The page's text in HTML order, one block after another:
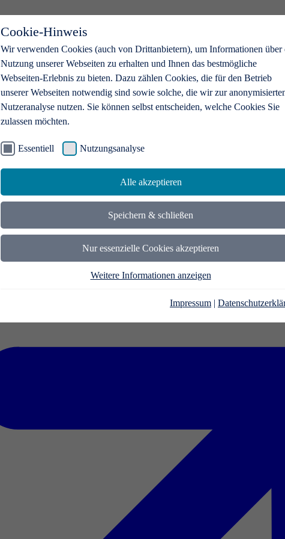
Cookie-Hinweis
Wir verwenden Cookies (auch von Drittanbietern), um Informationen über
Nutzung unserer Webseiten zu erhalten und Ihnen das bestmögliche
Webseiten-Erlebnis zu bieten. Dazu zählen Cookies, die für den Betrieb
unserer Webseiten notwendig sind sowie solche, die wir zur
Nutzeranalyse nutzen. Sie können selbst entscheiden, welche Cookies Sie
zulassen möchten.
Essentiell Nutzungsanalyse
Alle akzeptieren
Speichern & schließen
Nur essenzielle Cookies akzeptieren
Weitere Informationen anzeigen
Impressum |